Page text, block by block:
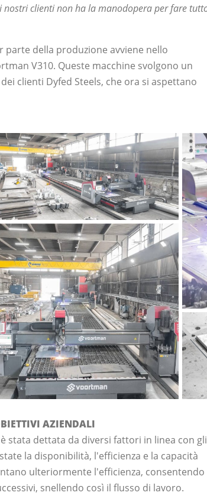
clienti non ha la manodopera per fare
parte della produzione avviene nello
V310. Queste macchine svolgono un
clienti Dyfed Steels, che ora si aspettano
AZIENDALI
stata dettata da diversi fattori in linea con gli
la disponibilità, l'efficienza e la capacità
ulteriormente l'efficienza, consentendo
snellendo così il flusso di lavoro.